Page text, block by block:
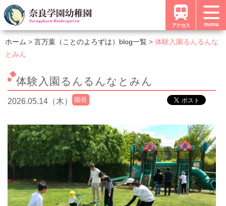
アクセス menu
ホーム 言万葉（ことのよろずは）blog一覧
体験入園るんるんな
とみん
体験入園るんるんなとみん
2026.05.14（木） 園長